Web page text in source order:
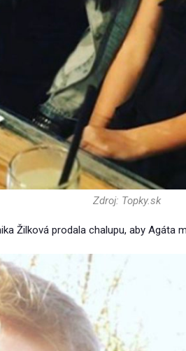
Zdroj: Topky.sk
Žilková prodala chalupu, aby Agáta